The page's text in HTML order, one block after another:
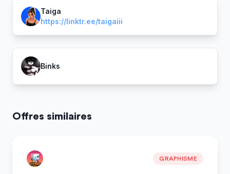
Taiga
https://linktr.ee/taigaiii
Binks
Offres similaires
GRAPHISME